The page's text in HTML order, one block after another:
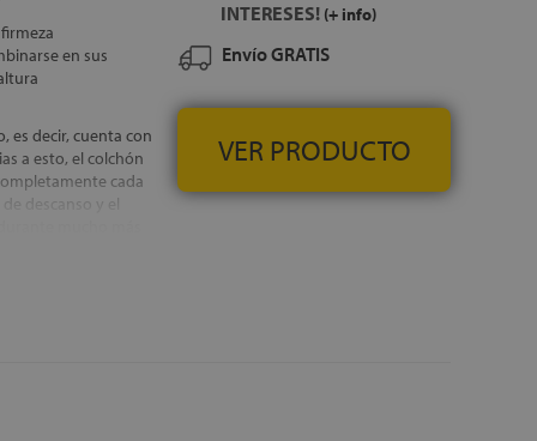
en sus
es decir, cuenta con
a esto, el colchón
cada
descanso y el
con una capa de
INTERESES! (+ info)
Envío GRATIS
VER PRODUCTO